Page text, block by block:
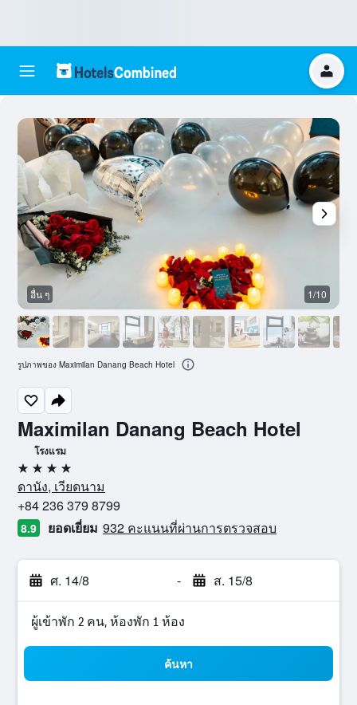
Maximilan Danang Beach Hotel
โรงแรม
4 ดาว
ดานัง, เวียดนาม
+84 236 379 8799
8.9 ยอดเยี่ยม 932 คะแนนที่ผ่านการตรวจสอบ
ศ. 14/8 - ส. 15/8
ผู้เข้าพัก 2 คน, ห้องพัก 1 ห้อง
ค้นหา
อื่น ๆ 1/10
รูปภาพของ Maximilan Danang Beach Hotel